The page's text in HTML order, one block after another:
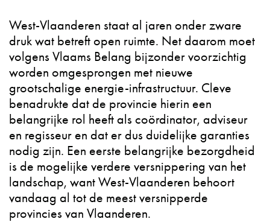
West-Vlaanderen staat al jaren onder zware
druk wat betreft open ruimte. Net daarom moet
volgens Vlaams Belang bijzonder voorzichtig
worden omgesprongen met nieuwe
grootschalige energie-infrastructuur. Cleve
benadrukte dat de provincie hierin een
belangrijke rol heeft als coördinator, adviseur
en regisseur en dat er dus duidelijke garanties
nodig zijn. Een eerste belangrijke bezorgdheid
is de mogelijke verdere versnippering van het
landschap, want West-Vlaanderen behoort
vandaag al tot de meest versnipperde
provincies van Vlaanderen.